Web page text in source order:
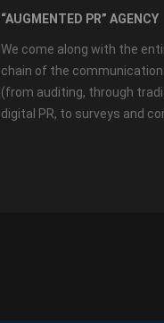
“AUGMENTED PR” AGENCY
We come along with the
chain of the
(from auditing, through
digital PR, to surveys and